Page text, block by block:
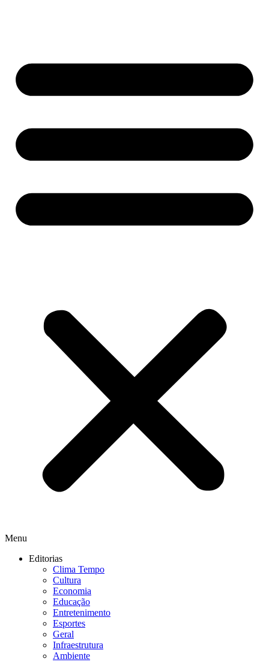
Menu
Editorias
Clima Tempo
Cultura
Economia
Educação
Entretenimento
Esportes
Geral
Infraestrutura
Ambiente